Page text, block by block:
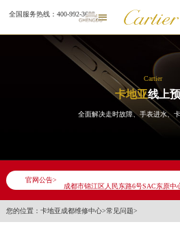
全国服务热线：400-992-3692
Cartier
卡地亚线上
全面解决走时故障、手表进水、
官网公告>
2026年7月成都市卡地亚官方售后客户
您的位置： 卡地亚成都维修中心>常见问题>